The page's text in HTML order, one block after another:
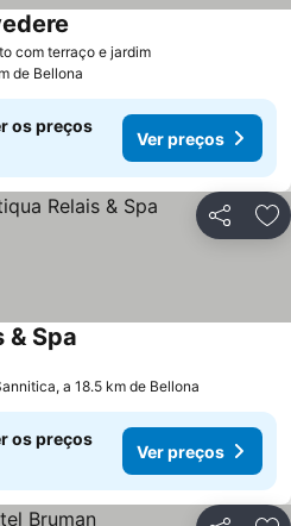
com terraço e jardim
de Bellona
os preços
Ver preços
Partilhar
& Spa
a 18.5 km de Bellona
os preços
Ver preços